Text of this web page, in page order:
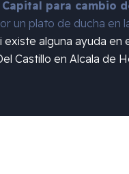
para cambio
un plato de ducha en
alguna ayuda
Castillo en Alcala de